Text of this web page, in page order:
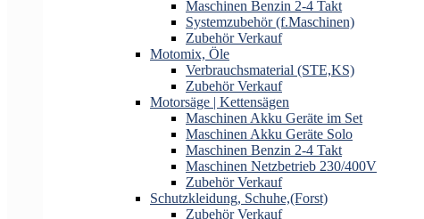
Maschinen Benzin 2-4 Takt
Systemzubehör (f.Maschinen)
Zubehör Verkauf
Motomix, Öle
Verbrauchsmaterial (STE,KS)
Zubehör Verkauf
Motorsäge | Kettensägen
Maschinen Akku Geräte im Set
Maschinen Akku Geräte Solo
Maschinen Benzin 2-4 Takt
Maschinen Netzbetrieb 230/400V
Zubehör Verkauf
Schutzkleidung, Schuhe,(Forst)
Zubehör Verkauf